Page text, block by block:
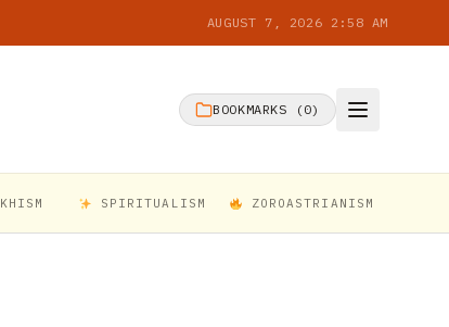
AUGUST 7, 2026 2:58 AM
BOOKMARKS ( 0)
SPIRITUALISM ZOROASTRIANISM